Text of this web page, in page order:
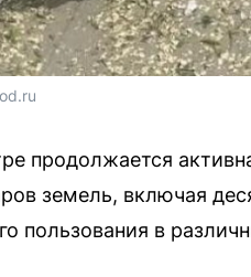
продолжается
земель, включая
пользования в